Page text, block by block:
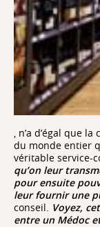
, n’a d’égal que
du monde entier
véritable service-
qu’on leur
pour ensuite
leur fournir une
conseil. Voyez,
entre un Médoc